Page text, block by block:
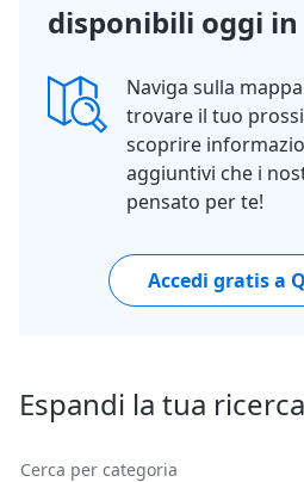
disponibili oggi
Naviga sulla
trovare il tuo
scoprire
aggiuntivi che i
pensato per te!
Accedi gratis a
Espandi la tua ricerca
Cerca per categoria